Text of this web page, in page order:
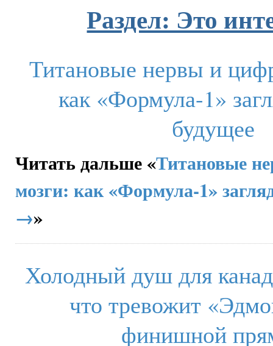
Раздел: Это
Титановые нервы и
как «Формула-1»
будущее
Читать дальше «Титановые
мозги: как «Формула-1»
→»
Холодный душ для
что тревожит
финишной